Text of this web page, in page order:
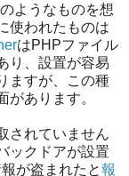
ようなものを想
使われたものは
はPHPファイル
り、設置が容易
ますが、この種
あります。
されていません
ックドアが設置
が盗まれたと報